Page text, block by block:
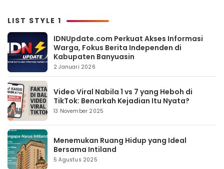
LIST STYLE 1
IDNUpdate.com Perkuat Akses Informasi
Warga, Fokus Berita Independen di
Kabupaten Banyuasin
2 Januari 2026
Video Viral Nabila 1 vs 7 yang Heboh di
TikTok: Benarkah Kejadian Itu Nyata?
13 November 2025
Menemukan Ruang Hidup yang Ideal
Bersama Intiland
5 Agustus 2025